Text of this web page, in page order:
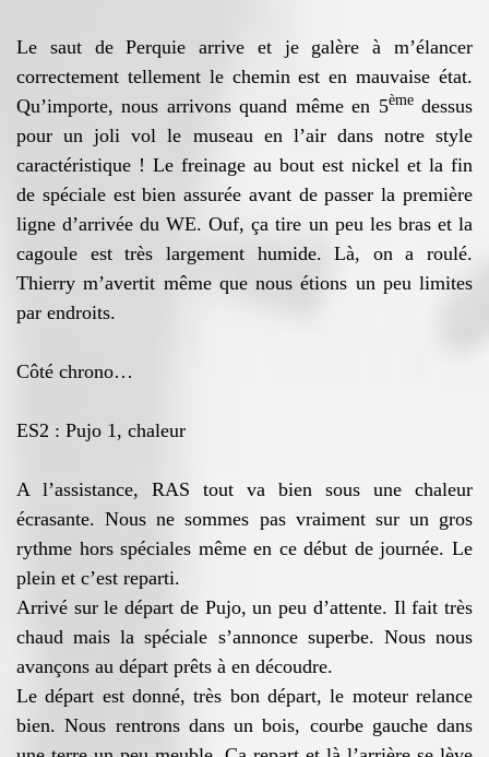
Le saut de Perquie arrive et je galère à m’élancer
correctement tellement le chemin est en mauvaise état.
Qu’importe, nous arrivons quand même en 5èmedessus
pour un joli vol le museau en l’air dans notre style
caractéristique ! Le freinage au bout est nickel et la fin
de spéciale est bien assurée avant de passer la première
ligne d’arrivée du WE. Ouf, ça tire un peu les bras et la
cagoule est très largement humide. Là, on a roulé.
Thierry m’avertit même que nous étions un peu limites
par endroits.
Côté chrono…
ES2 : Pujo 1, chaleur
A l’assistance, RAS tout va bien sous une chaleur
écrasante. Nous ne sommes pas vraiment sur un gros
rythme hors spéciales même en ce début de journée. Le
plein et c’est reparti.
Arrivé sur le départ de Pujo, un peu d’attente. Il fait très
chaud mais la spéciale s’annonce superbe. Nous nous
avançons au départ prêts à en découdre.
Le départ est donné, très bon départ, le moteur relance
bien. Nous rentrons dans un bois, courbe gauche dans